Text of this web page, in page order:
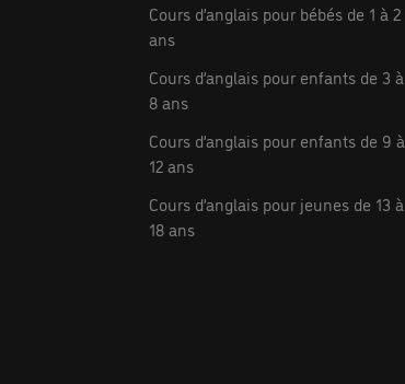
Cours d’anglais pour bébés de 1 à 2
ans
Cours d’anglais pour enfants de 3 à
8 ans
Cours d’anglais pour enfants de 9 à
12 ans
Cours d’anglais pour jeunes de 13 à
18 ans